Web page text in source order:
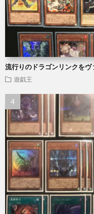
流行りのドラゴンリンクをヴ
遊戯王